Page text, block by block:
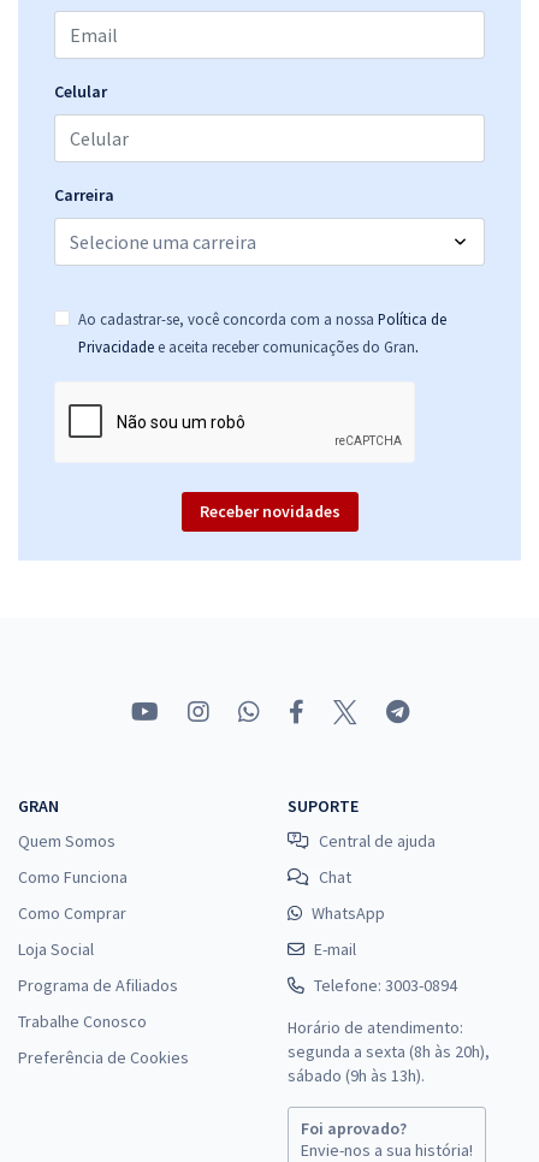
Celular
Carreira
Ao cadastrar-se, você concorda com a nossa Política de
Privacidade e aceita receber comunicações do Gran.
Receber novidades
GRAN
Quem Somos
Como Funciona
Como Comprar
Loja Social
Programa de Afiliados
Trabalhe Conosco
Preferência de Cookies
SUPORTE
Central de ajuda
Chat
WhatsApp
E-mail
Telefone: 3003-0894
Horário de atendimento:
segunda a sexta (8h às 20h),
sábado (9h às 13h).
Foi aprovado?
Envie-nos a sua história!